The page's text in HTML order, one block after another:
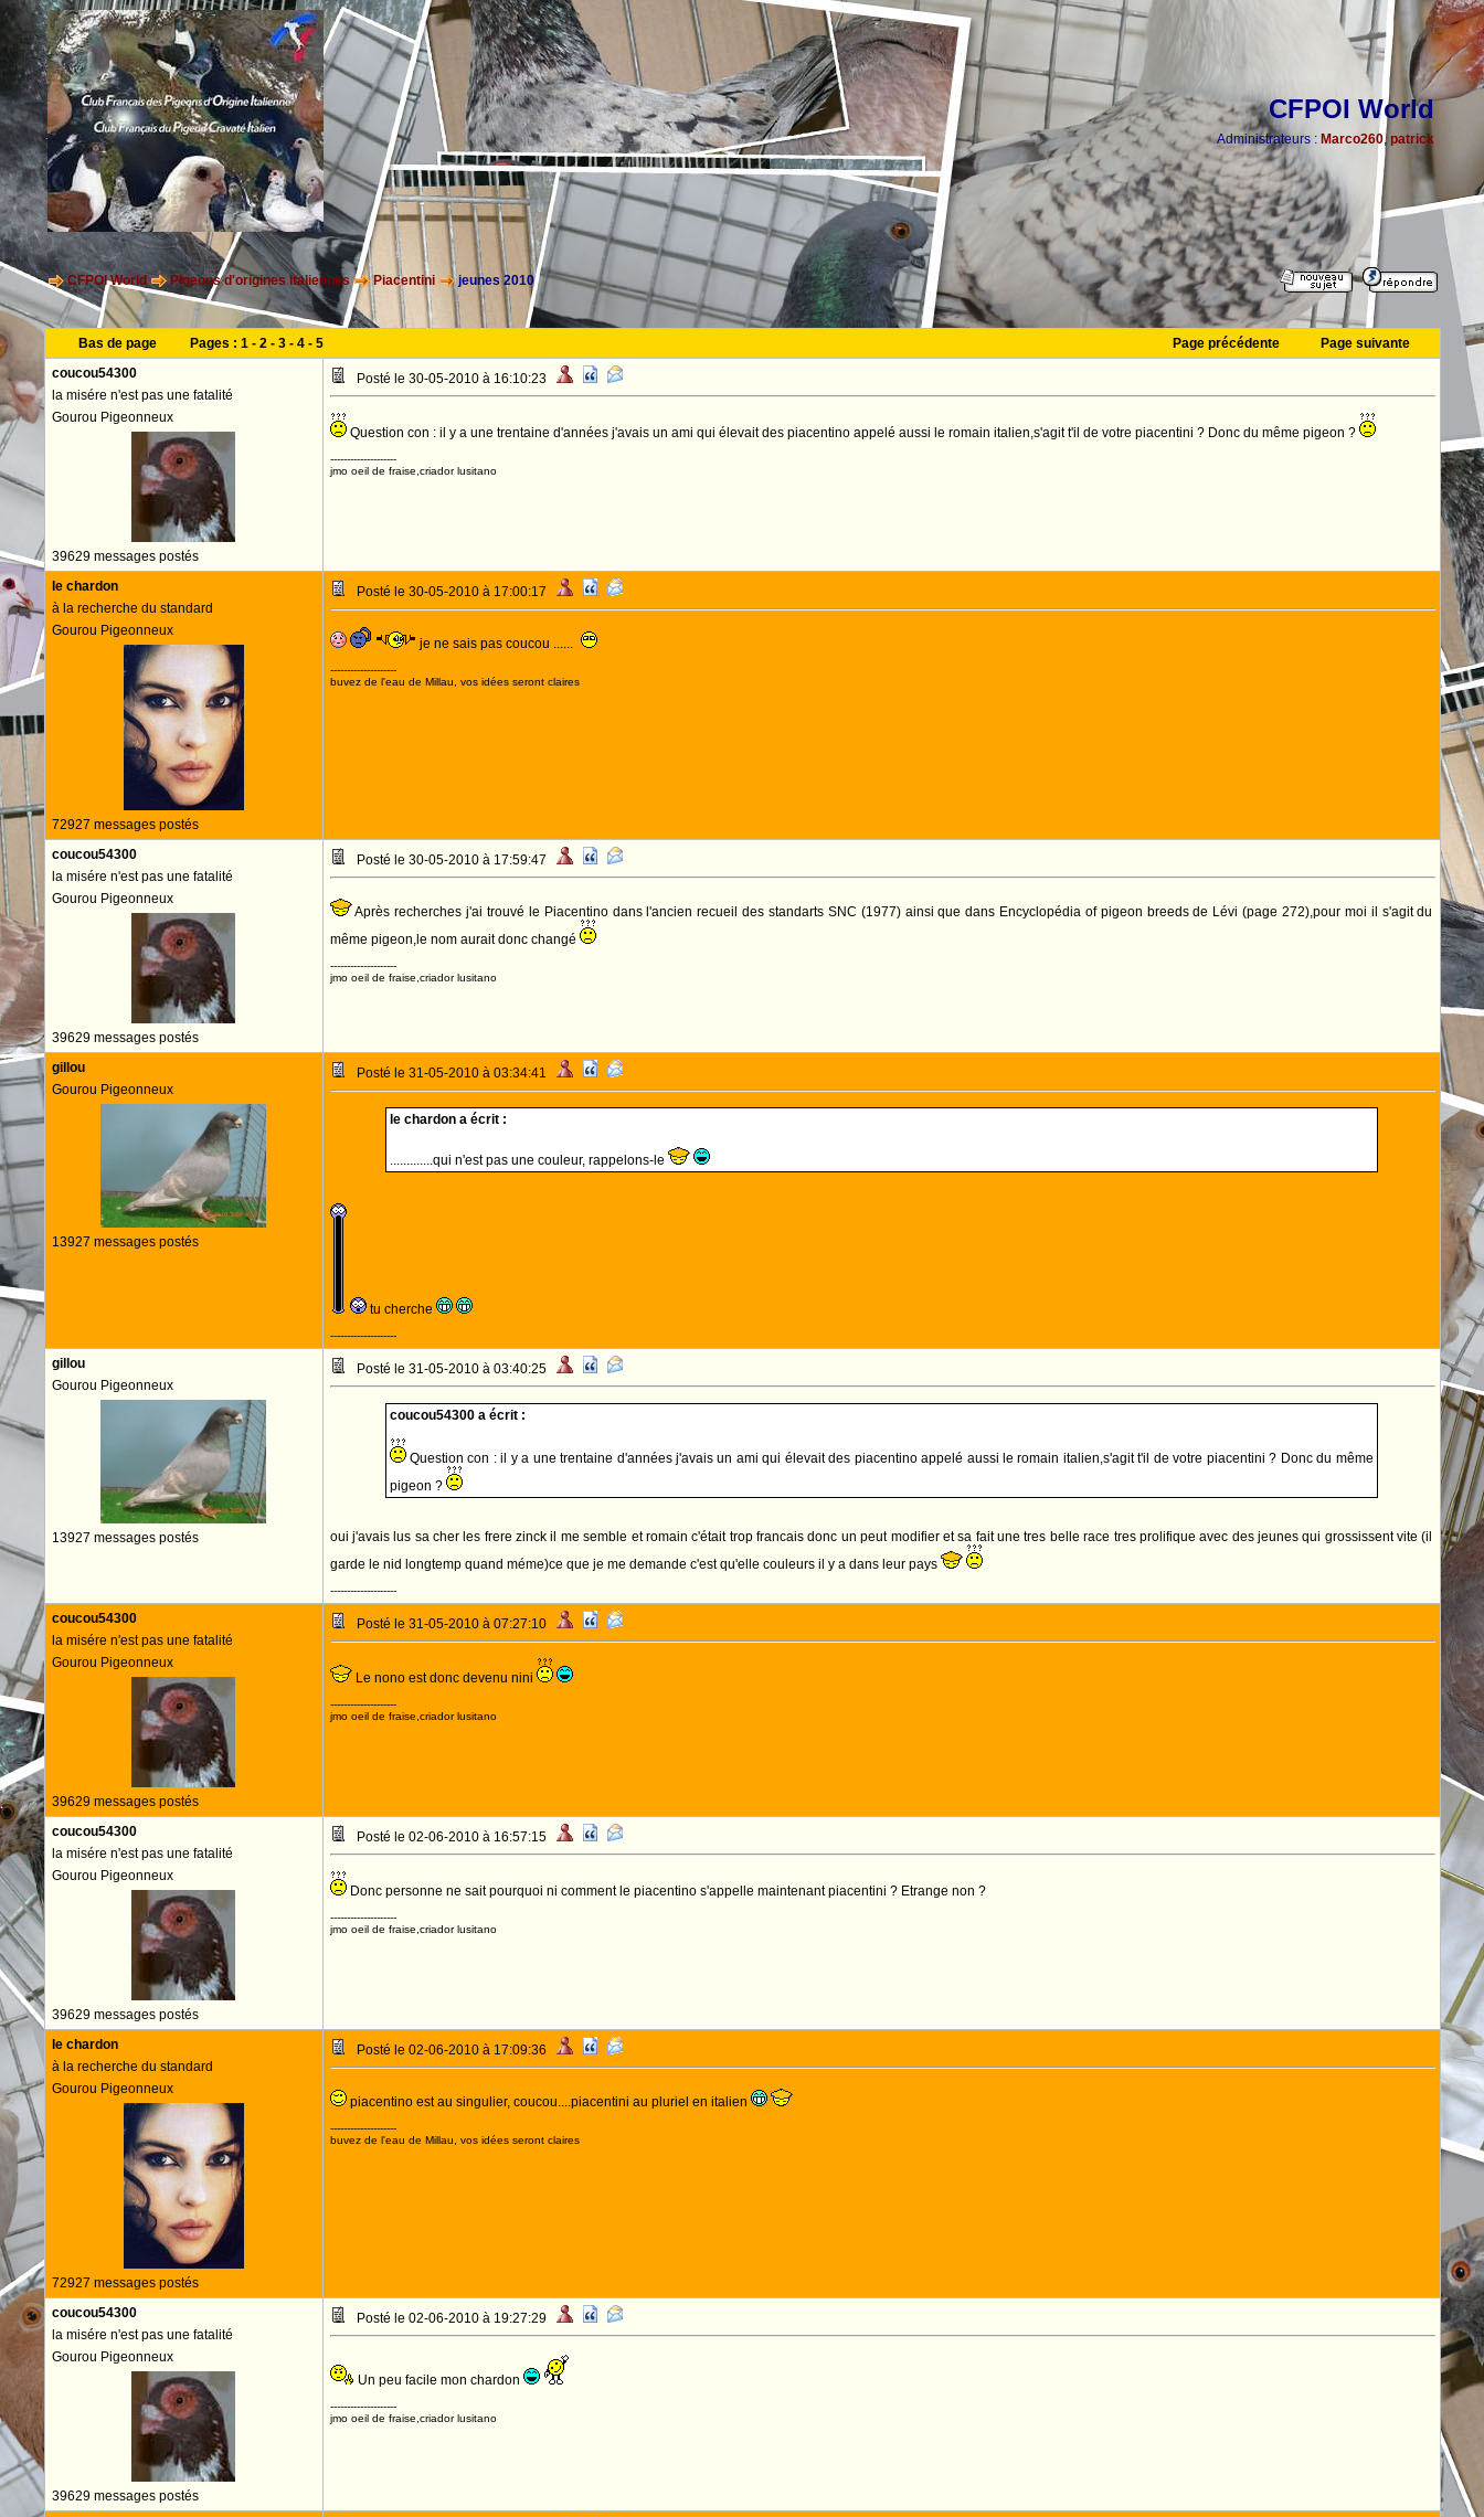
CFPOI World
Administrateurs : Marco260, patrick
CFPOI World Pigeons d'origines Italiennes Piacentini jeunes 2010
Bas de page Pages : 1- 2- 3- 4- 5 Page précédente
Page suivante
coucou54300
la misére n'est pas une fatalité
Gourou Pigeonneux
39629 messages postés
Posté le 30-05-2010 à 16:10:23
Question con : il y a une trentaine d'années j'avais un ami qui élevait des piacentino appelé aussi le romain italien,s'agit t'il de votre piacentini ? Donc du même pigeon ?
--------------------
jmo oeil de fraise,criador lusitano
le chardon
à la recherche du standard
Gourou Pigeonneux
72927 messages postés
Posté le 30-05-2010 à 17:00:17
je ne sais pas coucou ......
--------------------
buvez de l'eau de Millau, vos idées seront claires
coucou54300
la misére n'est pas une fatalité
Gourou Pigeonneux
39629 messages postés
Posté le 30-05-2010 à 17:59:47
Après recherches j'ai trouvé le Piacentino dans l'ancien recueil des standarts SNC (1977) ainsi que dans Encyclopédia of pigeon breeds de Lévi (page 272),pour moi il s'agit du
même pigeon,le nom aurait donc changé
--------------------
jmo oeil de fraise,criador lusitano
gillou
Gourou Pigeonneux
13927 messages postés
Posté le 31-05-2010 à 03:34:41
le chardon a écrit :
.............qui n'est pas une couleur, rappelons-le
tu cherche
--------------------
gillou
Gourou Pigeonneux
13927 messages postés
Posté le 31-05-2010 à 03:40:25
coucou54300 a écrit :
Question con : il y a une trentaine d'années j'avais un ami qui élevait des piacentino appelé aussi le romain italien,s'agit t'il de votre piacentini ? Donc du même
pigeon ?
oui j'avais lus sa cher les frere zinck il me semble et romain c'était trop francais donc un peut modifier et sa fait une tres belle race tres prolifique avec des jeunes qui grossissent vite (il
garde le nid longtemp quand méme)ce que je me demande c'est qu'elle couleurs il y a dans leur pays
--------------------
coucou54300
la misére n'est pas une fatalité
Gourou Pigeonneux
39629 messages postés
Posté le 31-05-2010 à 07:27:10
Le nono est donc devenu nini
--------------------
jmo oeil de fraise,criador lusitano
coucou54300
la misére n'est pas une fatalité
Gourou Pigeonneux
39629 messages postés
Posté le 02-06-2010 à 16:57:15
Donc personne ne sait pourquoi ni comment le piacentino s'appelle maintenant piacentini ? Etrange non ?
--------------------
jmo oeil de fraise,criador lusitano
le chardon
à la recherche du standard
Gourou Pigeonneux
72927 messages postés
Posté le 02-06-2010 à 17:09:36
piacentino est au singulier, coucou....piacentini au pluriel en italien
--------------------
buvez de l'eau de Millau, vos idées seront claires
coucou54300
la misére n'est pas une fatalité
Gourou Pigeonneux
39629 messages postés
Posté le 02-06-2010 à 19:27:29
Un peu facile mon chardon
--------------------
jmo oeil de fraise,criador lusitano